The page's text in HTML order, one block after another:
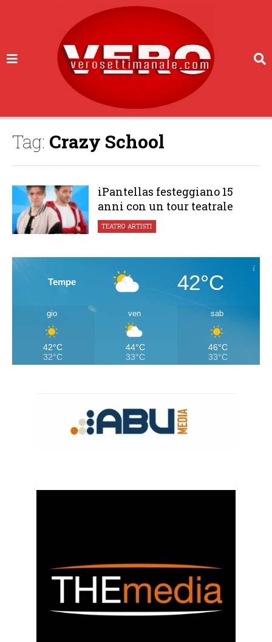
Tag: Crazy School
iPantellas festeggiano 15
anni con un tour teatrale
TEATRO,ARTISTI
Tempe 42°C
gio
42°C
32°C
ven
44°C
33°C
sab
46°C
33°C